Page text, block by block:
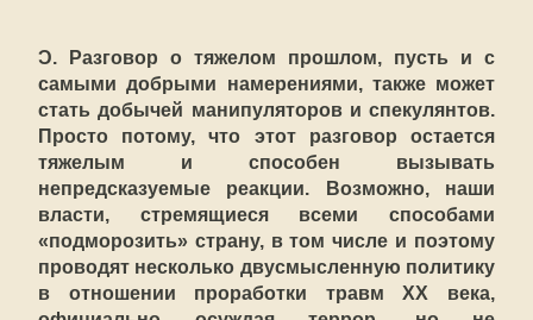
Ɔ. Разговор о тяжелом прошлом, пусть и с
самыми добрыми намерениями, также может
стать добычей манипуляторов и спекулянтов.
Просто потому, что этот разговор остается
тяжелым и способен вызывать
непредсказуемые реакции. Возможно, наши
власти, стремящиеся всеми способами
«подморозить» страну, в том числе и поэтому
проводят несколько двусмысленную политику
в отношении проработки травм XX века,